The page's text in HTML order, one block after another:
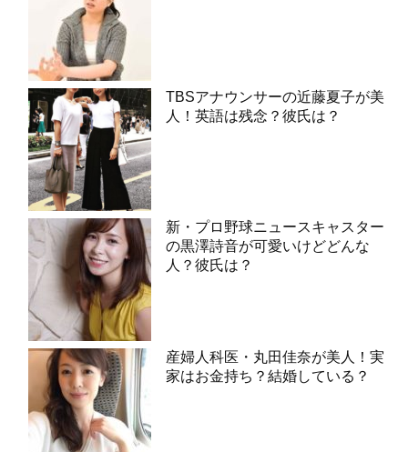
TBSアナウンサーの近藤夏子が美
人！英語は残念？彼氏は？
新・プロ野球ニュースキャスター
の黒澤詩音が可愛いけどどんな
人？彼氏は？
産婦人科医・丸田佳奈が美人！実
家はお金持ち？結婚している？